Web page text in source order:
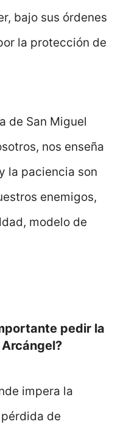
bajo sus órdenes
la protección de
de San Miguel
nos enseña
la paciencia son
enemigos,
modelo de
pedir la
impera la
de